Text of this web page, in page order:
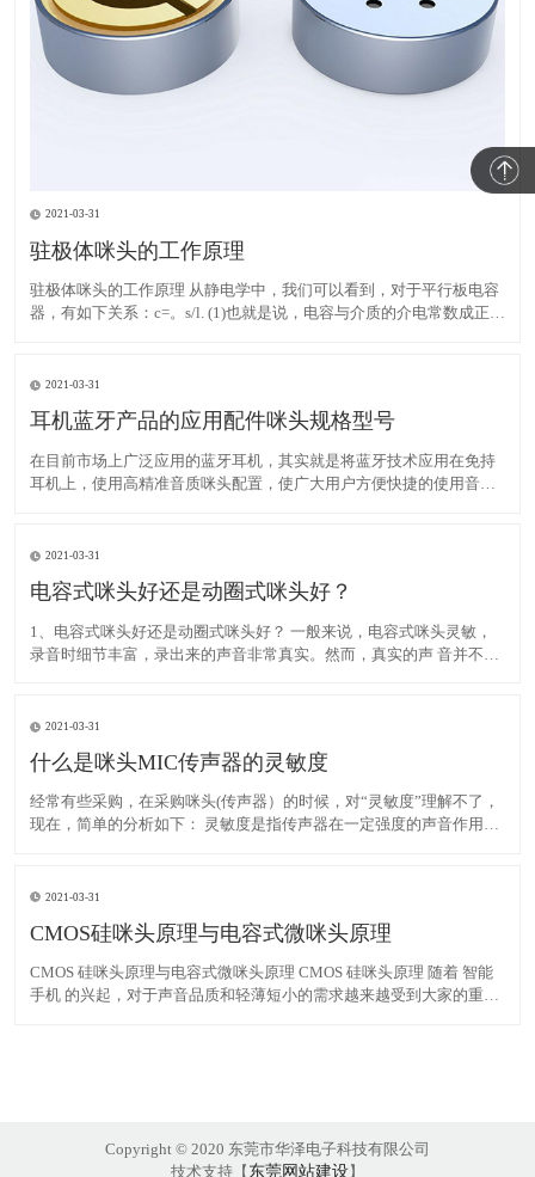
2021-03-31
驻极体咪头的工作原理
驻极体咪头的工作原理 从静电学中，我们可以看到，对于平行板电容
器，有如下关系：c=。s/l. (1)也就是说，电容与介质的介电常数成正
压，其关系如下：C=Q/V. (2)对于驻极体
2021-03-31
耳机蓝牙产品的应用配件咪头规格型号
在目前市场上广泛应用的蓝牙耳机，其实就是将蓝牙技术应用在免持
耳机上，使用高精准音质咪头配置，使广大用户方便快捷的使用音频
种低成本大容量的短距离无线通信。生产开发的咪头，广泛应
2021-03-31
电容式咪头好还是动圈式咪头好？
1、电容式咪头好还是动圈式咪头好？ 一般来说，电容式咪头灵敏，
录音时细节丰富，录出来的声音非常真实。然而，真实的声 音并不一
经过录音棚里处理出来的声音好听 。所以要假唱，免得坏
2021-03-31
什么是咪头MIC传声器的灵敏度
经常有些采购，在采购咪头(传声器）的时候，对“灵敏度”理解不了，
现在，简单的分析如下： 灵敏度是指传声器在一定强度的声音作用下
用下传声器能输出多高的电压来表示灵敏度
2021-03-31
CMOS硅咪头原理与电容式微咪头原理
CMOS 硅咪头原理与电容式微咪头原理 CMOS 硅咪头原理 随着 智能
手机 的兴起，对于声音品质和轻薄短小的需求越来越受到大家的重
Copyright © 2020 东莞市华泽电子科技有限公司
技术支持【 东莞网站建设】